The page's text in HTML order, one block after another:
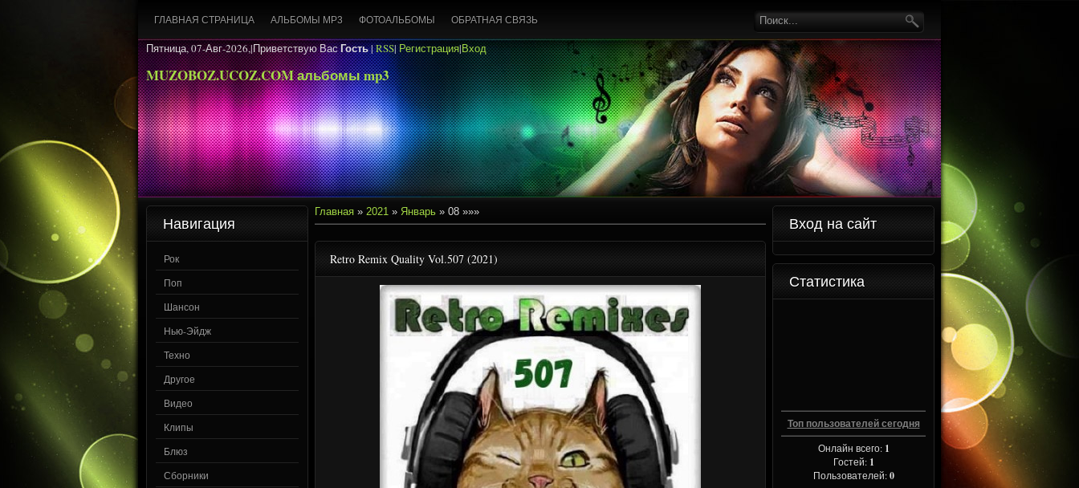
ГЛАВНАЯ СТРАНИЦА АЛЬБОМЫ MP3 ФОТОАЛЬБОМЫ ОБРАТНАЯ СВЯЗЬ
Пятница, 07-Авг-2026,|Приветствую ВасГость|RSS|Регистрация|Вход
MUZOBOZ.UCOZ.COM альбомы mp3
Навигация
Рок
Поп
Шансон
Нью-Эйдж
Техно
Другое
Видео
Клипы
Блюз
Сборники
Главная » 2021 » Январь » 08 »»»
Retro Remix Quality Vol.507 (2021)
Вход на сайт
Статистика
Топ пользователей сегодня
Онлайн всего: 1
Гостей: 1
Пользователей:0